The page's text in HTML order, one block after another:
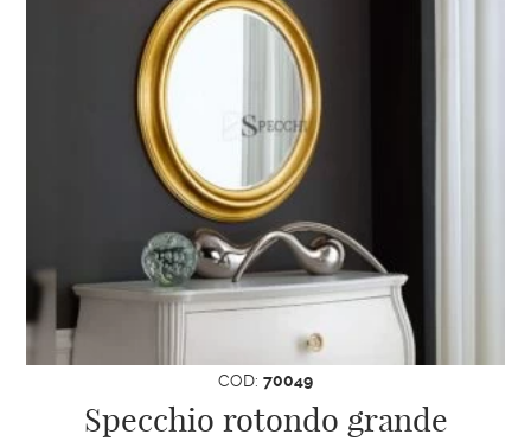
COD: 70049
Specchio rotondo grande